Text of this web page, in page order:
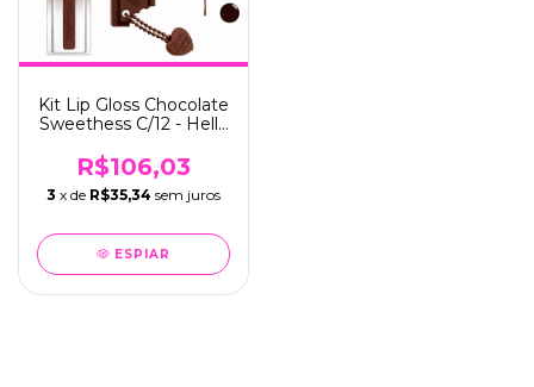
Kit Lip Gloss Chocolate
Sweethess C/12 - Hello
R$106,03
3 x de R$35,34 sem juros
ESPIAR